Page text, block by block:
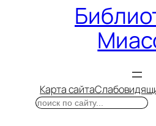
Карта сайта
Поиск